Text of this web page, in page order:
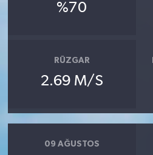
%70
RÜZGAR
2.69 M/S
09 AĞUSTOS